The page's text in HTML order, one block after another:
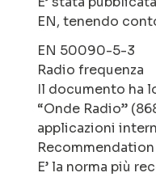
EN, tenendo
EN 50090-5-3
Radio frequenza
Il documento ha
“Onde Radio”
applicazioni
E’ la norma più